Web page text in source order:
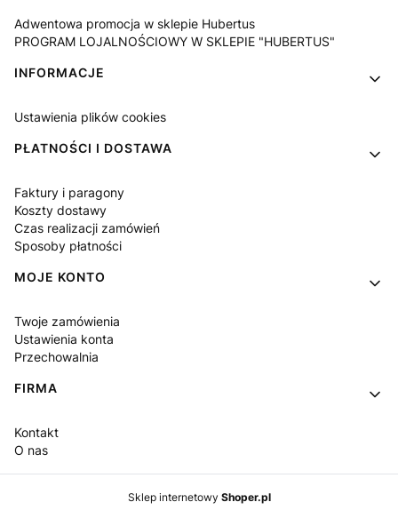
Adwentowa promocja w sklepie Hubertus
PROGRAM LOJALNOŚCIOWY W SKLEPIE "HUBERTUS"
INFORMACJE
Ustawienia plików cookies
PŁATNOŚCI I DOSTAWA
Faktury i paragony
Koszty dostawy
Czas realizacji zamówień
Sposoby płatności
MOJE KONTO
Twoje zamówienia
Ustawienia konta
Przechowalnia
FIRMA
Kontakt
O nas
Sklep internetowy Shoper.pl